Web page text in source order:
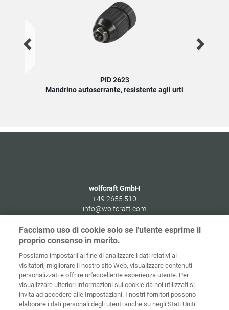
PID 2623
Mandrino autoserrante, resistente agli urti
wolfcraft GmbH
+49 2655 510
info@wolfcraft.com
56746 Kempenich
Germany
Home Contatti Colofone Tutela dei dati
Facciamo uso di cookie solo se l'utente esprime il
proprio consenso in merito.
Possiamo impostarli al fine di analizzare i dati relativi ai
visitatori, migliorare il nostro sito Web, visualizzare contenuti
personalizzati e offrire un'eccellente esperienza utente. Per
visualizzare ulteriori informazioni sui cookie da noi utilizzati si
invita ad accedere alle Impostazioni. I nostri fornitori possono
elaborare i dati personali degli utenti anche su negli Stati Uniti.